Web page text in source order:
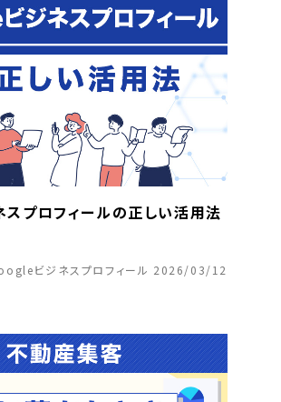
プロフィールの正しい活用法
ビジネスプロフィール 2026/03/12